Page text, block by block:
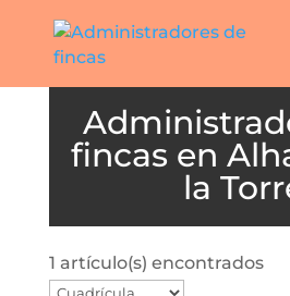
la
1 artículo(s) encontrados